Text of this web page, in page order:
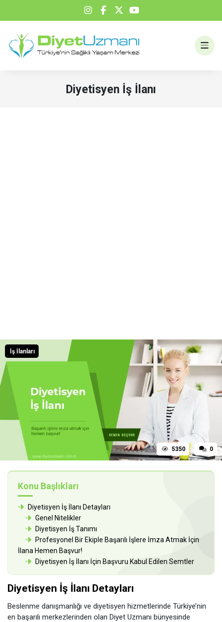
Diyetisyen İş İlanı
İş İlanları
5350 0
Konu Başlıkları
Diyetisyen İş İlanı Detayları
Genel Nitelikler
Diyetisyen İş Tanımı
Profesyonel Bir Ekiple Başarılı İşlere İmza Atmak İçin
İlana Hemen Başvur!
Diyetisyen İş İlanı İçin Başvuru Kabul Edilen Semtler
Diyetisyen İş İlanı Detayları
Beslenme danışmanlığı ve diyetisyen hizmetlerinde Türkiye’nin
en başarılı merkezlerinden olan Diyet Uzmanı bünyesinde